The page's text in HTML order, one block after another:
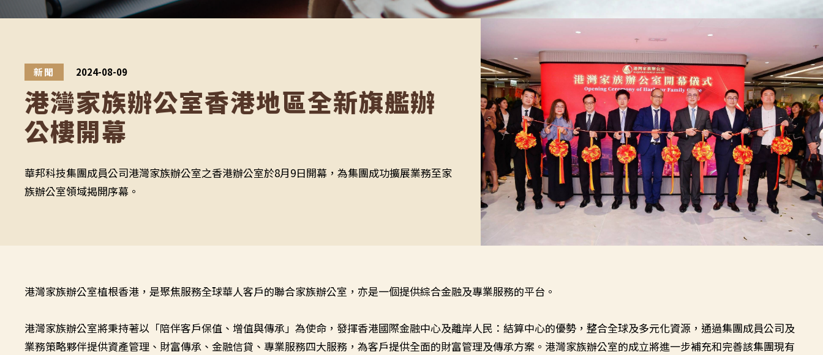
限
公
司
新聞 2024-08-09
港灣家族辦公室香港地區全新旗艦辦
公樓開幕
華邦科技集團成員公司港灣家族辦公室之香港辦公室於8月9日開幕，為集團成功擴展業務至家
族辦公室領域揭開序幕。
港灣家族辦公室植根香港，是聚焦服務全球華人客戶的聯合家族辦公室，亦是一個提供綜合金融及專業服務的平台。
港灣家族辦公室將秉持著以「陪伴客戶保值、增值與傳承」為使命，發揮香港國際金融中心及離岸人民：結算中心的優勢，整合全球及多元化資源，通過集團成員公司及
業務策略夥伴提供資產管理、財富傳承、金融信貸、專業服務四大服務，為客戶提供全面的財富管理及傳承方案。港灣家族辦公室的成立將進一步補充和完善該集團現有